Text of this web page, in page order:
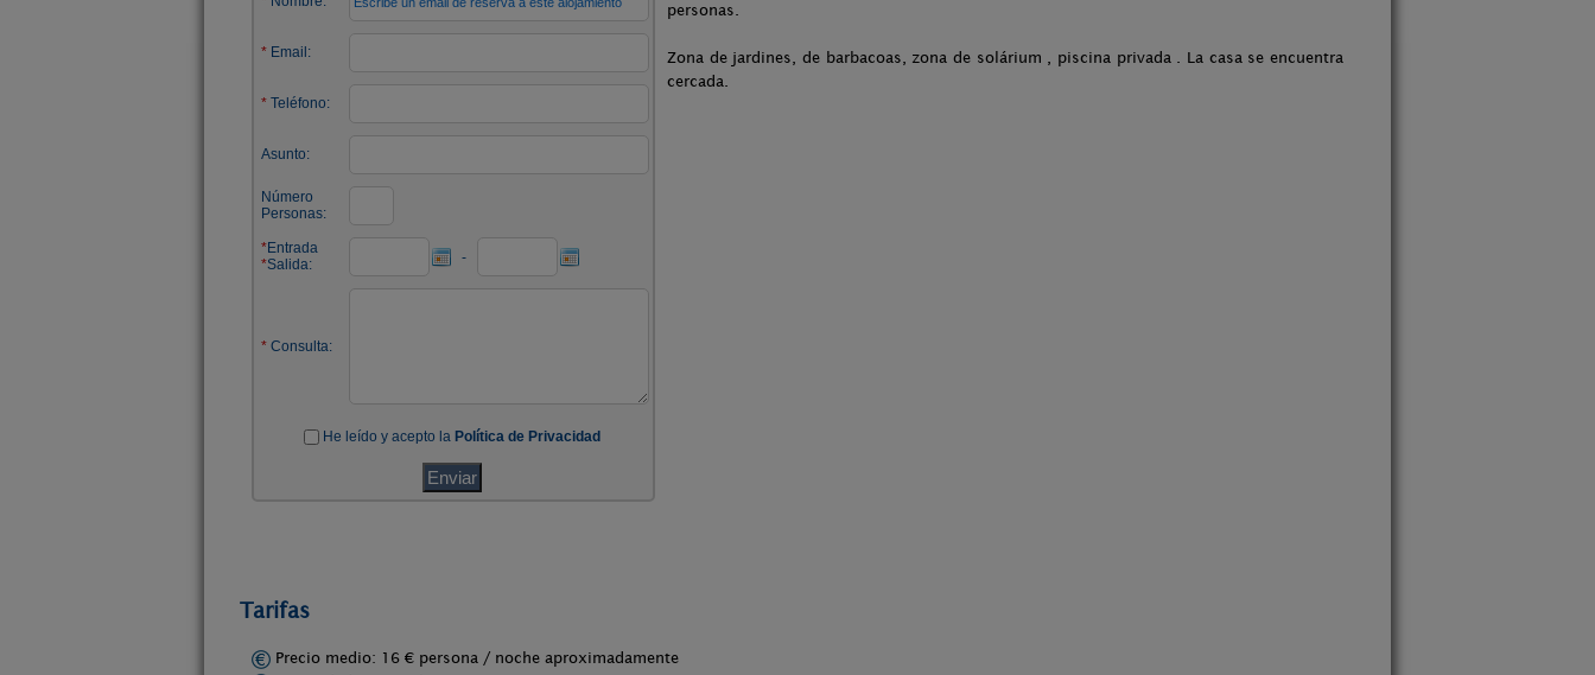
personas.
Zona de jardines, de barbacoas, zona de solárium , piscina privada . La casa se encuentra
cercada.
Tarifas
Precio medio: 16 € persona / noche aproximadamente